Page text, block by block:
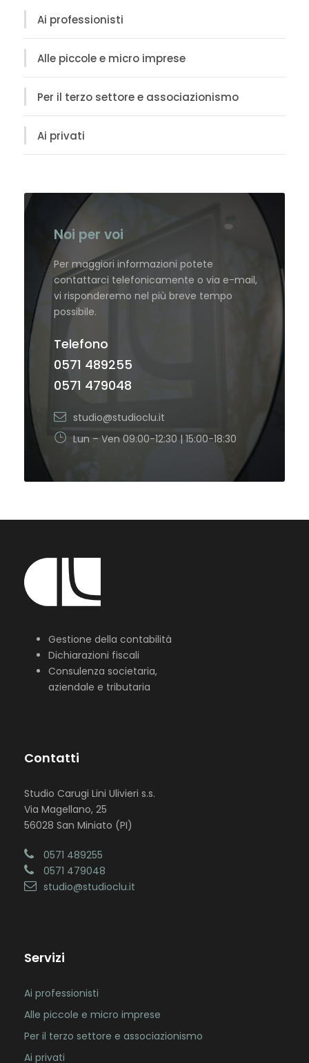
Ai professionisti
Alle piccole e micro imprese
Per il terzo settore e associazionismo
Ai privati
Noi per voi
Per maggiori informazioni potete
contattarci telefonicamente o via e-mail,
vi risponderemo nel più breve tempo
possibile.
Telefono
0571 489255
0571 479048
studio@studioclu.it
Lun – Ven 09:00-12:30 | 15:00-18:30
Gestione della contabilità
Dichiarazioni fiscali
Consulenza societaria,
aziendale e tributaria
Contatti
Studio Carugi Lini Ulivieri s.s.
Via Magellano, 25
56028 San Miniato (PI)
0571 489255
0571 479048
studio@studioclu.it
Servizi
Ai professionisti
Alle piccole e micro imprese
Per il terzo settore e associazionismo
Ai privati